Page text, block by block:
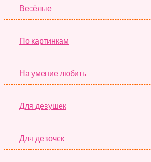
Весёлые
По картинкам
На умение любить
Для девушек
Для девочек